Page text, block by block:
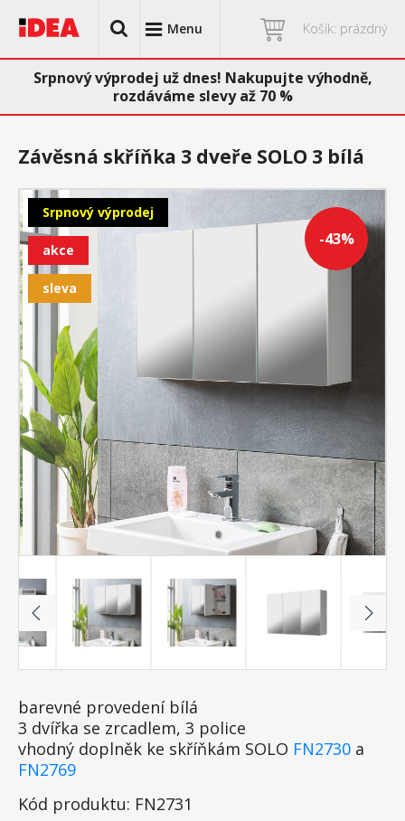
Menu Košík: prázdný
Srpnový výprodej už dnes! Nakupujte výhodně,
rozdáváme slevy až 70 %
-43%
Srpnový výprodej
akce
sleva
Závěsná skříňka 3 dveře SOLO 3 bílá
barevné provedení bílá
3 dvířka se zrcadlem, 3 police
vhodný doplněk ke skříňkám SOLO FN2730 a
FN2769
Kód produktu: FN2731